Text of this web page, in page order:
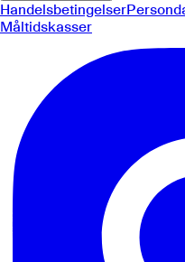
Handelsbetingelser
Måltidskasser